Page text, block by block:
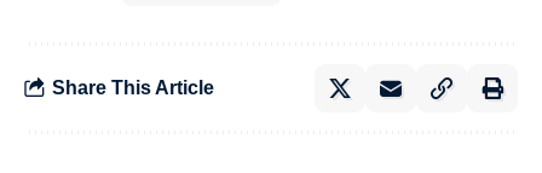
Share This Article